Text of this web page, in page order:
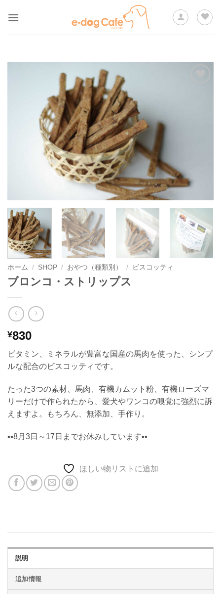
ホーム / SHOP / おやつ（種類別） / ビスコッティ
ブロンコ・ストリップス
¥830
ビタミン、ミネラルが豊富な国産の馬肉を使った、シンプ
ルな配合のビスコッティです。
たった3つの素材、馬肉、有機カムット粉、有機ローズマ
リーだけで作られたから、愛犬やワンコの嗅覚に強烈に訴
えますよ。もちろん、無添加、手作り。
▪️▪️8月3日～17日までお休みしています▪️▪️
ほしい物リストに追加
説明
追加情報